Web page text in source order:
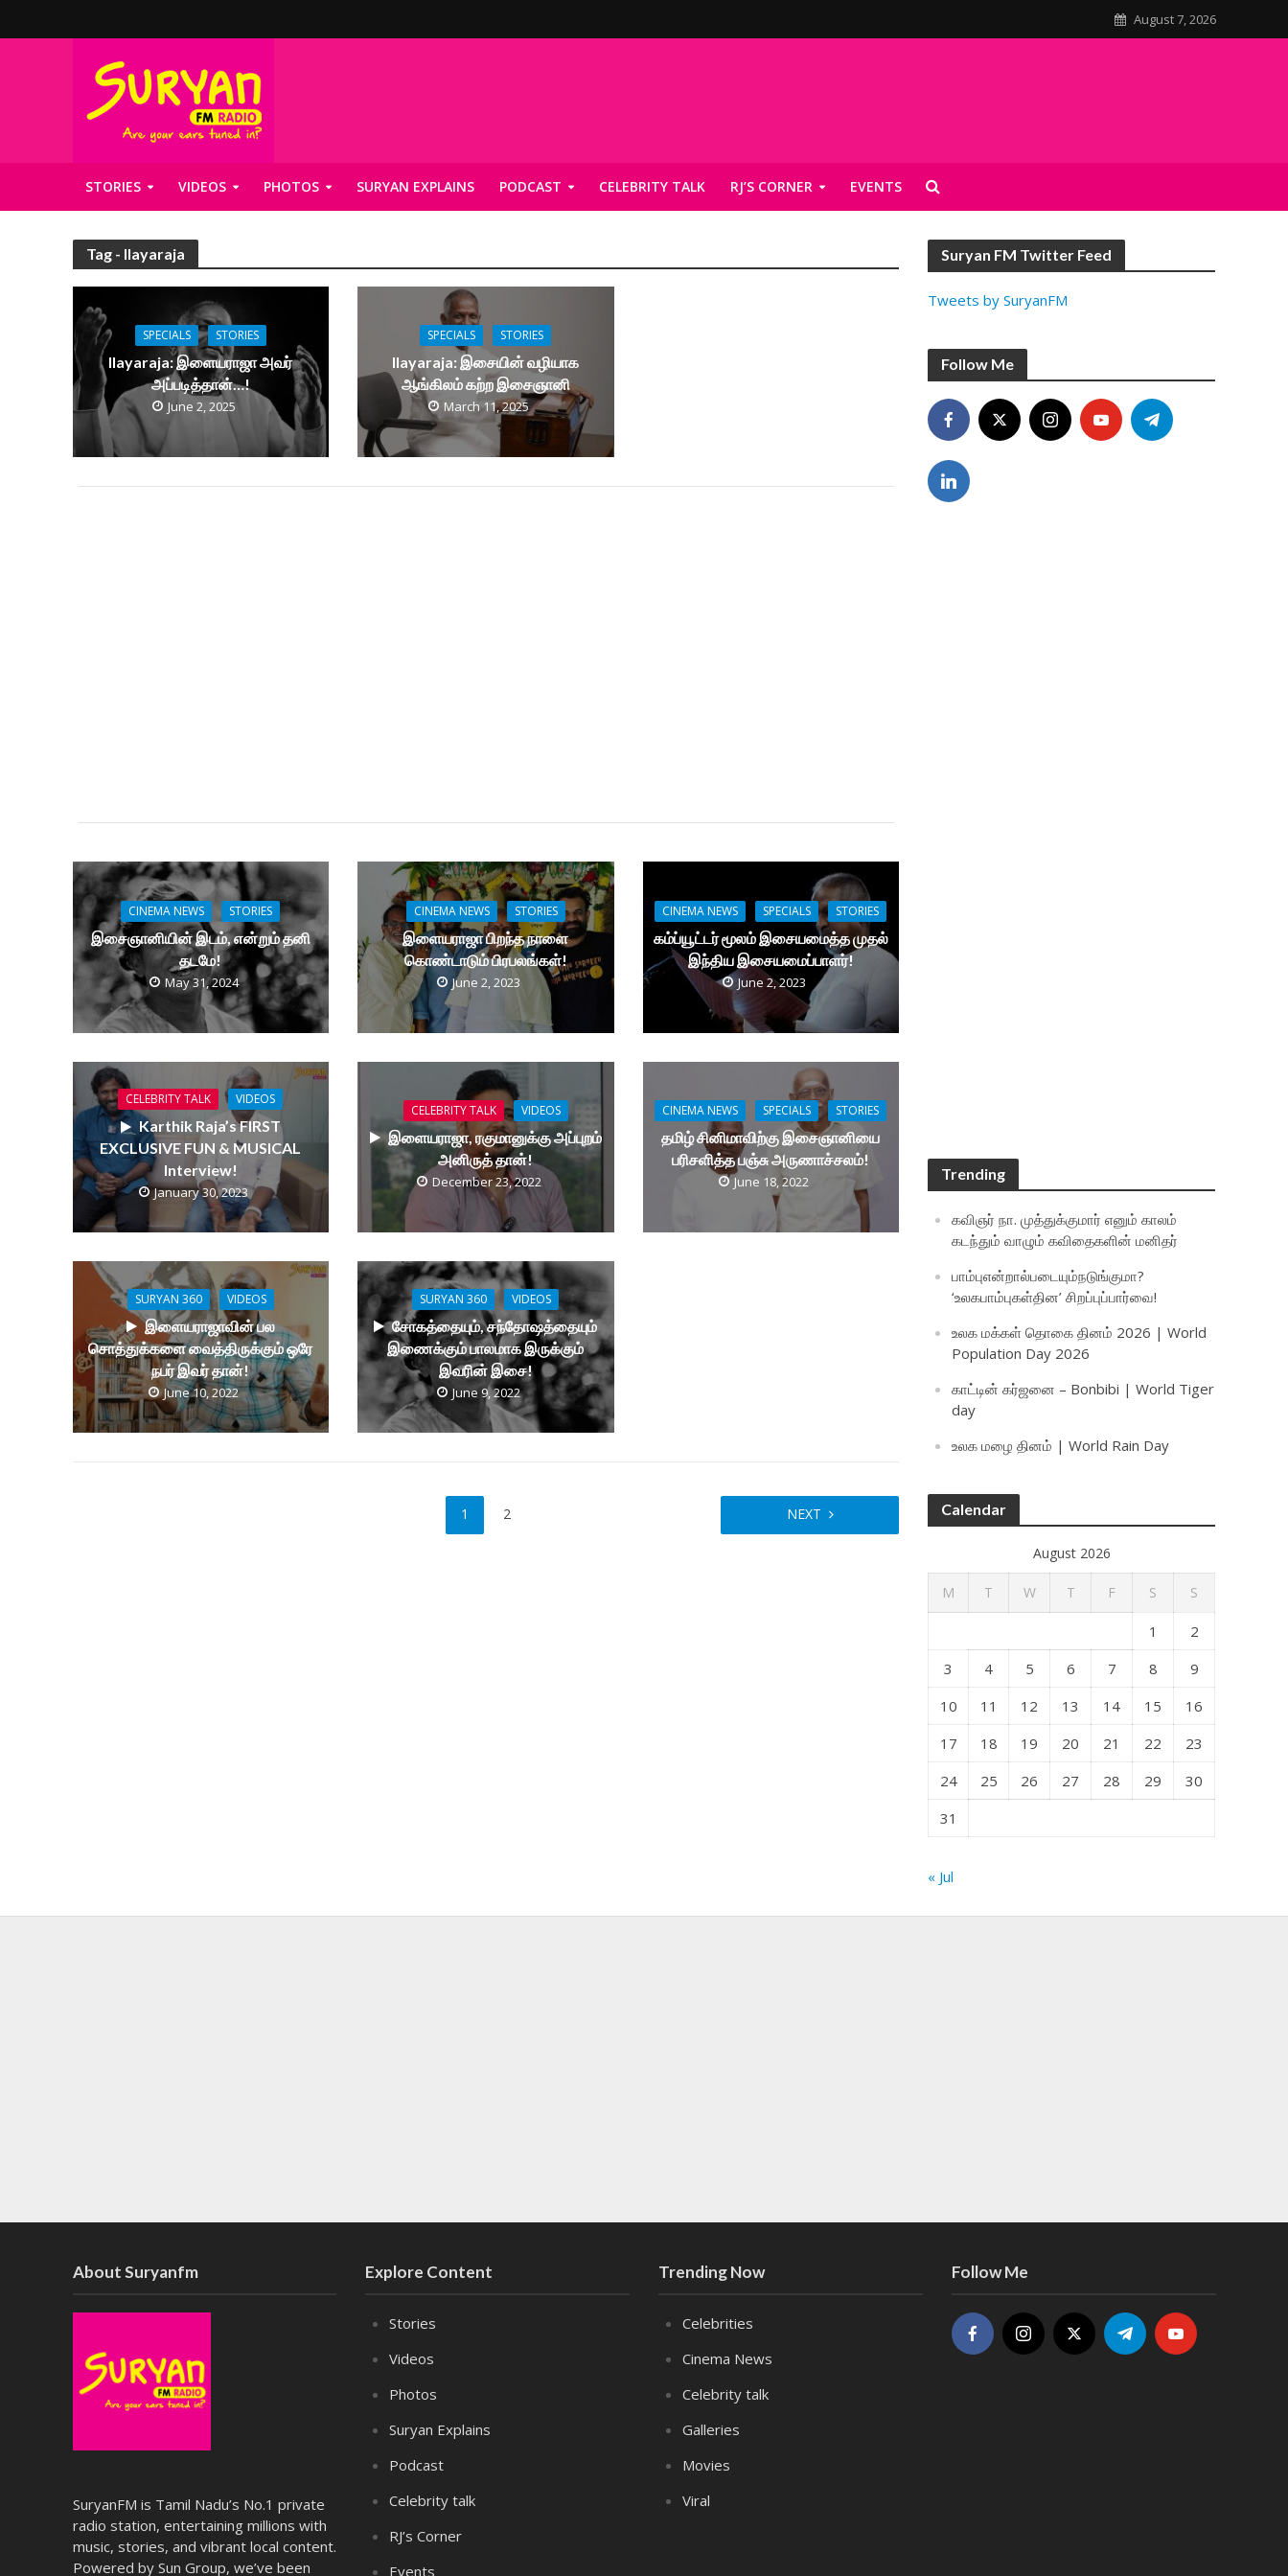
August 7, 2026
STORIES VIDEOS PHOTOS SURYAN EXPLAINS PODCAST CELEBRITY TALK RJ’S CORNER EVENTS
Tag - Ilayaraja
SPECIALS STORIES
Ilayaraja: இளையராஜா அவர்
அப்படித்தான்…!
June 2, 2025
SPECIALS STORIES
Ilayaraja: இசையின் வழியாக
ஆங்கிலம் கற்ற இசைஞானி
March 11, 2025
CINEMA NEWS STORIES
இசைஞானியின் இடம், என்றும் தனி
தடமே!
May 31, 2024
CINEMA NEWS STORIES
இளையராஜா பிறந்த நாளை
கொண்டாடும் பிரபலங்கள்!
June 2, 2023
CINEMA NEWS SPECIALS STORIES
கம்ப்யூட்டர் மூலம் இசையமைத்த முதல்
இந்திய இசையமைப்பாளர்!
June 2, 2023
CELEBRITY TALK VIDEOS
Karthik Raja’s FIRST
EXCLUSIVE FUN & MUSICAL
Interview!
January 30, 2023
CELEBRITY TALK VIDEOS
இளையராஜா, ரகுமானுக்கு அப்புறம்
அனிருத் தான்!
December 23, 2022
CINEMA NEWS SPECIALS STORIES
தமிழ் சினிமாவிற்கு இசைஞானியை
பரிசளித்த பஞ்சு அருணாச்சலம்!
June 18, 2022
SURYAN 360 VIDEOS
இளையராஜாவின் பல
சொத்துக்களை வைத்திருக்கும் ஒரே
நபர் இவர் தான்!
June 10, 2022
SURYAN 360 VIDEOS
சோகத்தையும், சந்தோஷத்தையும்
இணைக்கும் பாலமாக இருக்கும்
இவரின் இசை!
June 9, 2022
1 2 NEXT
Suryan FM Twitter Feed
Tweets by SuryanFM
Follow Me
Trending
கவிஞர் நா. முத்துக்குமார் எனும் காலம்
கடந்தும் வாழும் கவிதைகளின் மனிதர்
பாம்புஎன்றால்படையும்நடுங்குமா?
‘உலகபாம்புகள்தின’ சிறப்புப்பார்வை!
உலக மக்கள் தொகை தினம் 2026 | World
Population Day 2026
காட்டின் கர்ஜனை – Bonbibi | World Tiger
day
உலக மழை தினம் | World Rain Day
Calendar
August 2026
M T W T F S S
1
2
3
4 5 6 7 8
9
10
11 12 13 14 15
16
17
18 19 20 21 22
23
24
25 26 27 28 29
30
31
« Jul
About Suryanfm
SuryanFM is Tamil Nadu’s No.1 private
radio station, entertaining millions with
music, stories, and vibrant local content.
Powered by Sun Group, we’ve been
Explore Content
Stories
Videos
Photos
Suryan Explains
Podcast
Celebrity talk
RJ’s Corner
Events
Trending Now
Celebrities
Cinema News
Celebrity talk
Galleries
Movies
Viral
Follow Me